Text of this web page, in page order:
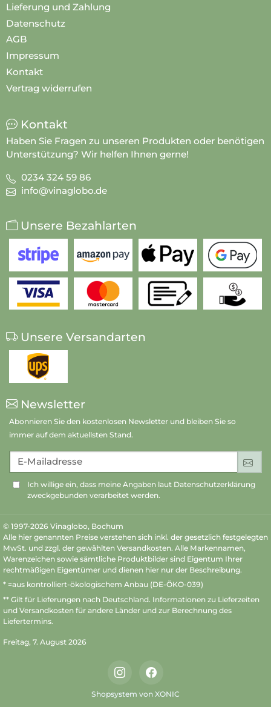
Lieferung und Zahlung
Datenschutz
AGB
Impressum
Kontakt
Vertrag widerrufen
Kontakt
Haben Sie Fragen zu unseren Produkten oder benötigen
Unterstützung? Wir helfen Ihnen gerne!
0234 324 59 86
info@vinaglobo.de
Unsere Bezahlarten
Unsere Versandarten
Newsletter
Abonnieren Sie den kostenlosen Newsletter und bleiben Sie so
immer auf dem aktuellsten Stand.
E-Mailadresse
Ich willige ein, dass meine Angaben laut Datenschutzerklärung
zweckgebunden verarbeitet werden.
© 1997-2026 Vinaglobo, Bochum
Alle hier genannten Preise verstehen sich inkl. der gesetzlich festgelegten
MwSt. und zzgl. der gewählten Versandkosten. Alle Markennamen,
Warenzeichen sowie sämtliche Produktbilder sind Eigentum Ihrer
rechtmäßigen Eigentümer und dienen hier nur der Beschreibung.
* =aus kontrolliert-ökologischem Anbau (DE-ÖKO-039)
** Gilt für Lieferungen nach Deutschland. Informationen zu Lieferzeiten
und Versandkosten für andere Länder und zur Berechnung des
Liefertermins.
Freitag, 7. August 2026
InstagramFacebook
Shopsystem von XONIC